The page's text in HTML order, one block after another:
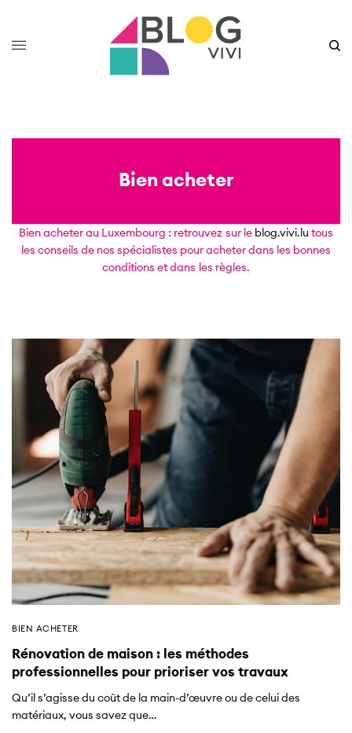
Bien acheter
Bien acheter au Luxembourg : retrouvez sur le blog.vivi.lu tous
les conseils de nos spécialistes pour acheter dans les bonnes
conditions et dans les règles.
BIEN ACHETER
Rénovation de maison : les méthodes
professionnelles pour prioriser vos travaux
Qu’il s’agisse du coût de la main-d’œuvre ou de celui des
matériaux, vous savez que…